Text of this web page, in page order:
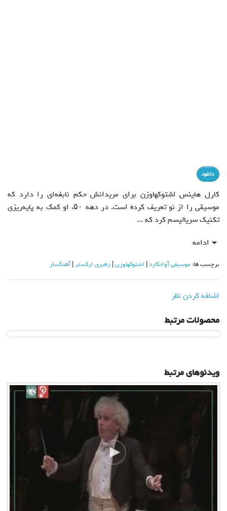
دانلود
کارل هاینس اشتوکهاوزن برای مریدانش حکم نابغه‌ای را دارد که
موسیقی را از نو تعریف کرده است. در دهه ۵۰، او کمک به پایه‌ریزی
تکنیک سریالیسم کرد که ...
ادامه
برچسب ها: موسیقی آوانگارد اشتوکهاوزن رهبری ارکستر آهنگساز
اضافه کردن نظر
محصولات مرتبط
ویدئوهای مرتبط